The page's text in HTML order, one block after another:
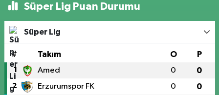
Süper Lig Puan Durumu
Süper Lig
# Takım O P
1 Amed 0 0
2 Erzurumspor FK 0 0